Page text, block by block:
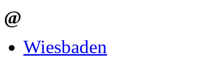
@
Wiesbaden